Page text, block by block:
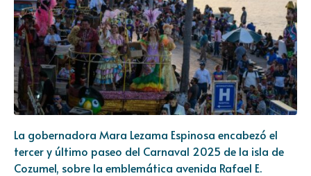
La gobernadora Mara Lezama Espinosa encabezó el
tercer y último paseo del Carnaval 2025 de la isla de
Cozumel, sobre la emblemática avenida Rafael E.